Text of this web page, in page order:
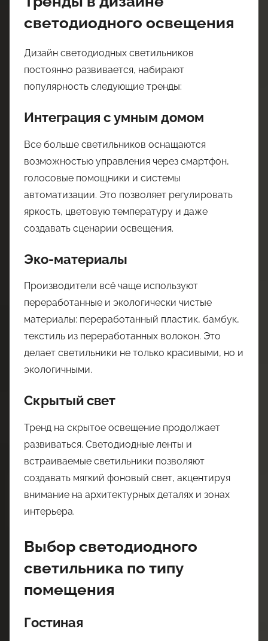
светодиодного освещения
Дизайн светодиодных светильников
постоянно развивается, набирают
популярность следующие тренды:
Интеграция с умным домом
Все больше светильников оснащаются
возможностью управления через смартфон,
голосовые помощники и системы
автоматизации. Это позволяет регулировать
яркость, цветовую температуру и даже
создавать сценарии освещения.
Эко-материалы
Производители всё чаще используют
переработанные и экологически чистые
материалы: переработанный пластик, бамбук,
текстиль из переработанных волокон. Это
делает светильники не только красивыми, но и
экологичными.
Скрытый свет
Тренд на скрытое освещение продолжает
развиваться. Светодиодные ленты и
встраиваемые светильники позволяют
создавать мягкий фоновый свет, акцентируя
внимание на архитектурных деталях и зонах
интерьера.
Выбор светодиодного
светильника по типу
помещения
Гостиная